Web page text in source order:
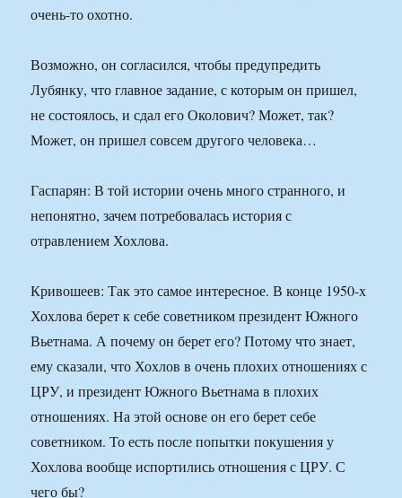
очень-то охотно.
Возможно, он согласился, чтобы предупредить
Лубянку, что главное задание, с которым он пришел,
не состоялось, и сдал его Околович? Может, так?
Может, он пришел совсем другого человека…
Гаспарян: В той истории очень много странного, и
непонятно, зачем потребовалась история с
отравлением Хохлова.
Кривошеев: Так это самое интересное. В конце 1950-х
Хохлова берет к себе советником президент Южного
Вьетнама. А почему он берет его? Потому что знает,
ему сказали, что Хохлов в очень плохих отношениях с
ЦРУ, и президент Южного Вьетнама в плохих
отношениях. На этой основе он его берет себе
советником. То есть после попытки покушения у
Хохлова вообще испортились отношения с ЦРУ. С
чего бы?